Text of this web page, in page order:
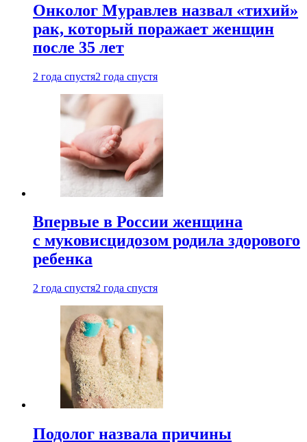
Онколог Муравлев назвал «тихий»
рак, который поражает женщин
после 35 лет
2 года спустя2 года спустя
Впервые в России женщина
с муковисцидозом родила здорового
ребенка
2 года спустя2 года спустя
Подолог назвала причины